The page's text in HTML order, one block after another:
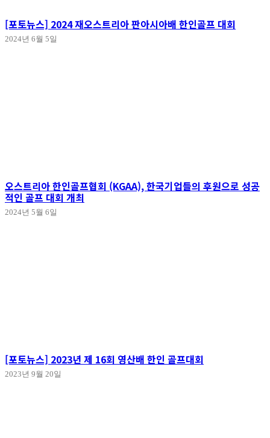
[포토뉴스] 2024 재오스트리아 판아시아배 한인골프 대회
2024년 6월 5일
오스트리아 한인골프협회 (KGAA), 한국기업들의 후원으로 성공
적인 골프 대회 개최
2024년 5월 6일
[포토뉴스] 2023년 제 16회 영산배 한인 골프대회
2023년 9월 20일